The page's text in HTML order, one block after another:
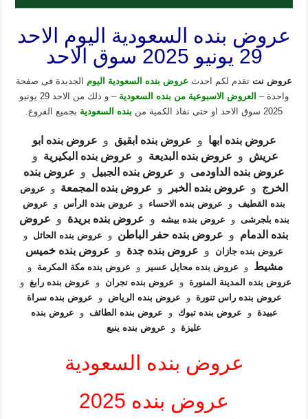
عروض بنده السعودية اليوم الاحد
29 يونيو 2025 سوق الاحد
عروض نتتقدم لكم احدث عروض بنده السعودية اليوم الجديدة فى صفحة
واحدة – العروض الاسبوعية من بنده السعودية
– و ذلك من الاحد 29 يونيو
2025 سوق الاحد او حتى نفاذ الكمية من
بنده السعودية بجميع الفروع.
عروض بنده ابها و عروض بنده ابقيق و
عروض بنده ابو
عريش
و عروض بنده البديعة و عروض بنده البكيرية
و
عروض بنده الداودمى
و عروض بنده الجبيل و عروض بنده
الخرج
و عروض بنده الخبر و عروض بنده المجمعة و
عروض
بنده القطيف
و عروض بنده الاحساء و عروض بنده الرأس و
عروض
بنده بلجرشى
و عروض بنده بيشه و عروض بنده بريدة و
عروض
بنده الدمام و عروض بنده حفر الباطن و عروض بنده الحائل
و
عروض بنده جازان
و عروض بنده جدة و عروض بنده خميس
مشيط
و عروض بنده محايل عسير و عروض بنده مكة المكرمة
و
عروض بنده المدينة المنورة
و عروض بنده نجران و عروض بنده رابغ
و
عروض بنده راس تنورة
و عروض بنده الرياض و
عروض بنده سراة
عبيدة
و عروض بنده تبوك و عروض بنده الطائف و
عروض بنده
عليزة و عروض بنده ينبع
عروض بنده السعودية
عروض بنده 2025